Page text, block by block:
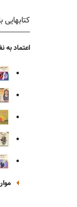
اعتماد